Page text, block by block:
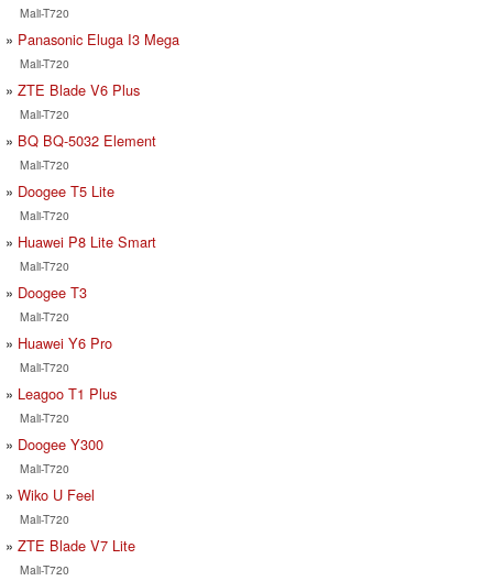
Mali-T720
Panasonic Eluga I3 Mega
Mali-T720
ZTE Blade V6 Plus
Mali-T720
BQ BQ-5032 Element
Mali-T720
Doogee T5 Lite
Mali-T720
Huawei P8 Lite Smart
Mali-T720
Doogee T3
Mali-T720
Huawei Y6 Pro
Mali-T720
Leagoo T1 Plus
Mali-T720
Doogee Y300
Mali-T720
Wiko U Feel
Mali-T720
ZTE Blade V7 Lite
Mali-T720